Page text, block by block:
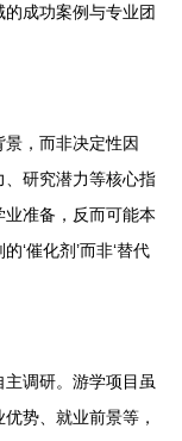
成功案例与专业团
，而非决定性因
研究潜力等核心指
准备，反而可能本
‘催化剂’而非‘替代
调研。游学项目虽
势、就业前景等，